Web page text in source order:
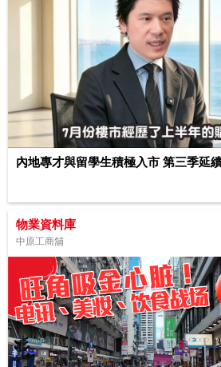
內地專才與留學生積極入市 第三季延
物業資料庫
中原工商舖